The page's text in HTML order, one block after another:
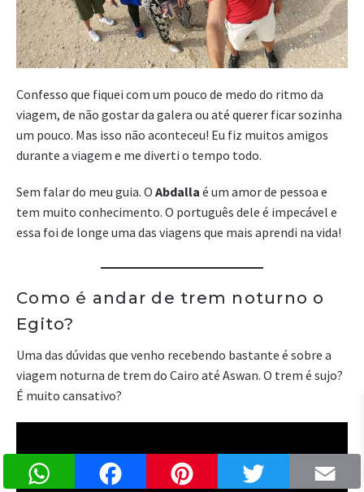
Confesso que fiquei com um pouco de medo do ritmo da
viagem, de não gostar da galera ou até querer ficar sozinha
um pouco. Mas isso não aconteceu! Eu fiz muitos amigos
durante a viagem e me diverti o tempo todo.
Sem falar do meu guia. O Abdalla é um amor de pessoa e
tem muito conhecimento. O português dele é impecável e
essa foi de longe uma das viagens que mais aprendi na vida!
Como é andar de trem noturno o
Egito?
Uma das dúvidas que venho recebendo bastante é sobre a
viagem noturna de trem do Cairo até Aswan. O trem é sujo?
É muito cansativo?
WhatsApp Facebook